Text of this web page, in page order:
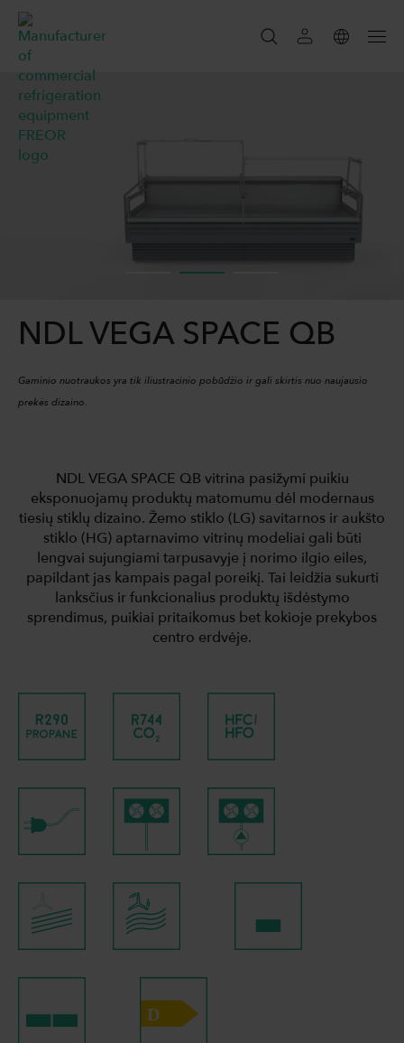
IEŠKOTI
NDL VEGA SPACE QB
Gaminio nuotraukos yra tik iliustracinio pobūdžio ir gali skirtis nuo naujausio
prekės dizaino.
NDL VEGA SPACE QB vitrina pasižymi puikiu
eksponuojamų produktų matomumu dėl modernaus
tiesių stiklų dizaino. Žemo stiklo (LG) savitarnos ir aukšto
stiklo (HG) aptarnavimo vitrinų modeliai gali būti
lengvai sujungiami tarpusavyje į norimo ilgio eiles,
papildant jas kampais pagal poreikį. Tai leidžia sukurti
lanksčius ir funkcionalius produktų išdėstymo
sprendimus, puikiai pritaikomus bet kokioje prekybos
centro erdvėje.